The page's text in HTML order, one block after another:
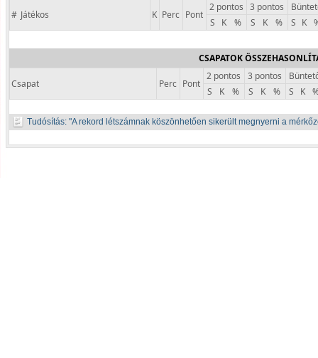
# Játékos K Perc Pont
2 pontos 3 pontos
S
K % S K % S K
CSAPATOK
Csapat Perc Pont
2 pontos 3 pontos
S
K % S K % S K
Tudósítás: A rekord létszámnak köszönhetően sikerült megnyerni a